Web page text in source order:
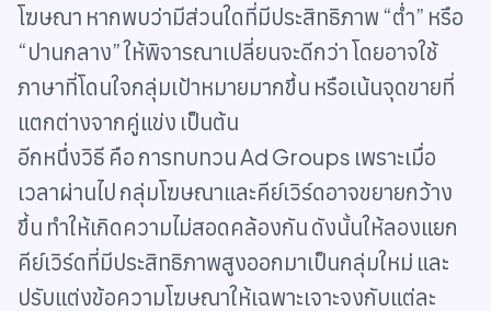
โฆษณา หากพบว่ามีส่วนใดที่มีประสิทธิภาพ “ต่ำ” หรือ
“ปานกลาง” ให้พิจารณาเปลี่ยนจะดีกว่า โดยอาจใช้
ภาษาที่โดนใจกลุ่มเป้าหมายมากขึ้น หรือเน้นจุดขายที่
แตกต่างจากคู่แข่ง เป็นต้น
อีกหนึ่งวิธี คือ การทบทวน Ad Groups เพราะเมื่อ
เวลาผ่านไป กลุ่มโฆษณาและคีย์เวิร์ดอาจขยายกว้าง
ขึ้น ทำให้เกิดความไม่สอดคล้องกัน ดังนั้นให้ลองแยก
คีย์เวิร์ดที่มีประสิทธิภาพสูงออกมาเป็นกลุ่มใหม่ และ
ปรับแต่งข้อความโฆษณาให้เฉพาะเจาะจงกับแต่ละ